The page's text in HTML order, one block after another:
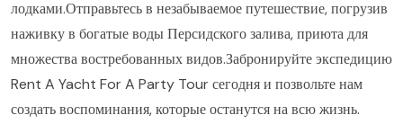
лодками.Отправьтесь в незабываемое путешествие, погрузив
наживку в богатые воды Персидского залива, приюта для
множества востребованных видов.Забронируйте экспедицию
Rent A Yacht For A Party Tour сегодня и позвольте нам
создать воспоминания, которые останутся на всю жизнь.